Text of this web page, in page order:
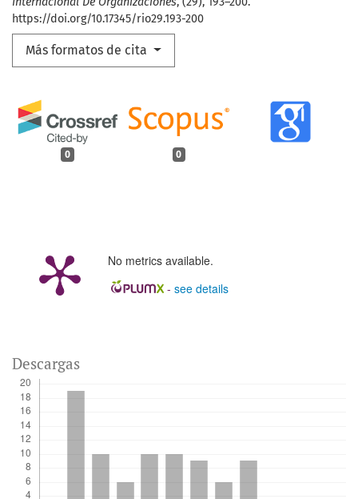
https://doi.org/10.17345/rio29.193-200
Más formatos de cita
0 0
No metrics available.
- see details
Descargas